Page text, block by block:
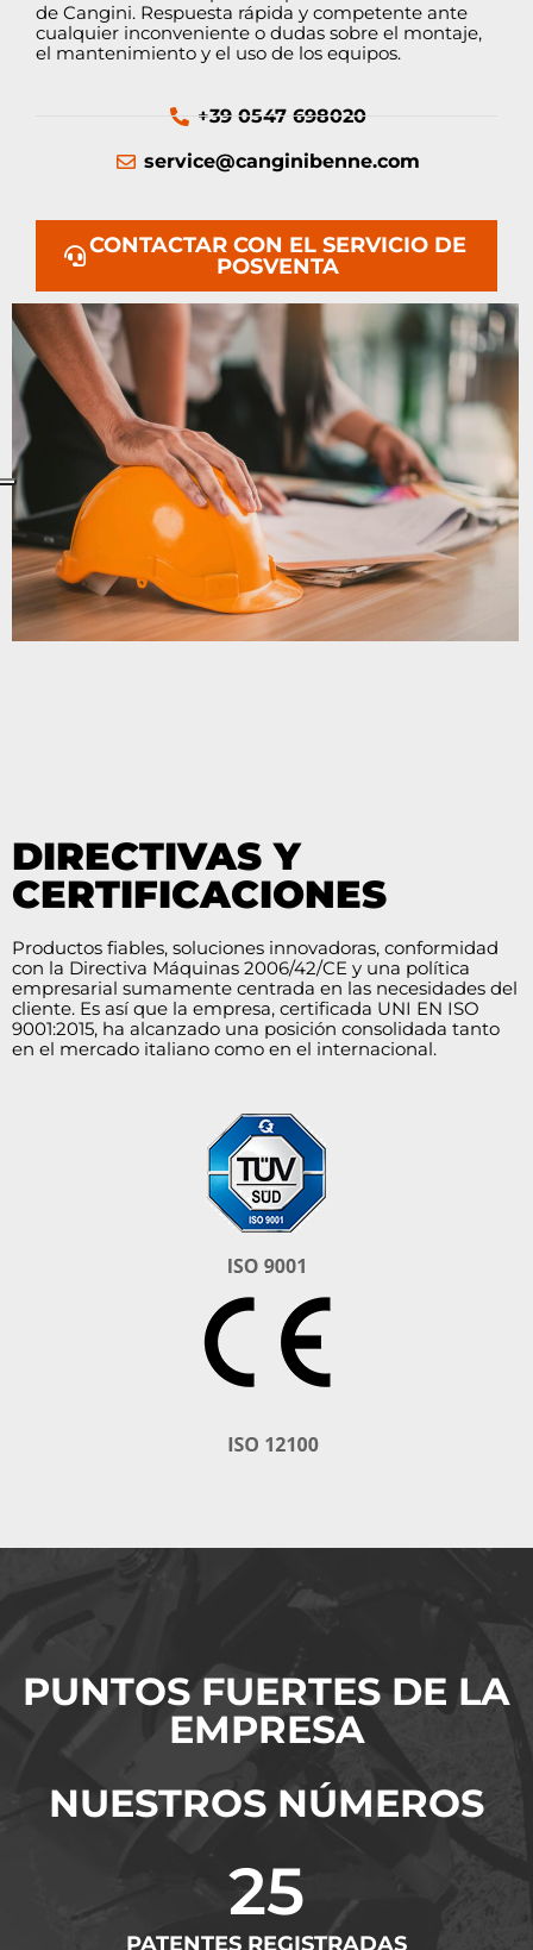
de Cangini. Respuesta rápida y competente ante
cualquier inconveniente o dudas sobre el montaje,
el mantenimiento y el uso de los equipos.
+39 0547 698020
service@canginibenne.com
CONTACTAR CON EL SERVICIO DE
POSVENTA
DIRECTIVAS Y
CERTIFICACIONES
Productos fiables, soluciones innovadoras, conformidad
con la Directiva Máquinas 2006/42/CE y una política
empresarial sumamente centrada en las necesidades del
cliente. Es así que la empresa, certificada UNI EN ISO
9001:2015, ha alcanzado una posición consolidada tanto
en el mercado italiano como en el internacional.
PUNTOS FUERTES DE LA
EMPRESA
NUESTROS NÚMEROS
PATENTES REGISTRADAS
25